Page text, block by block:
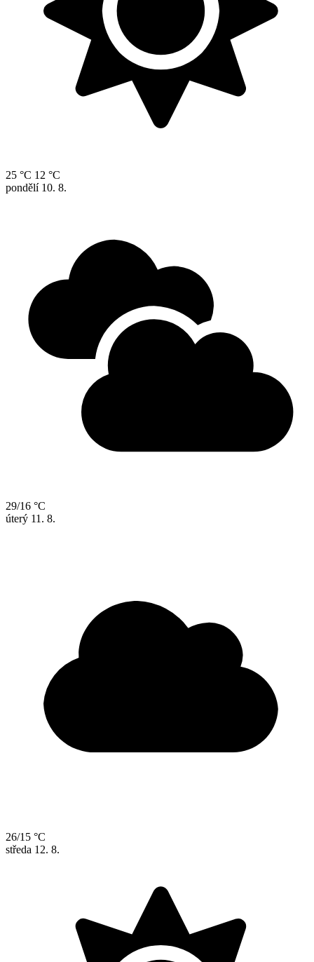
25 °C 12 °C
pondělí 10. 8.
29/16 °C
úterý 11. 8.
26/15 °C
středa 12. 8.